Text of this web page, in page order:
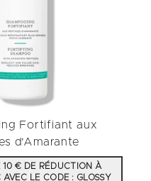
Fortifiant aux
d'Amarante
10 € DE RÉDUCTION À
LE CODE : GLOSSY